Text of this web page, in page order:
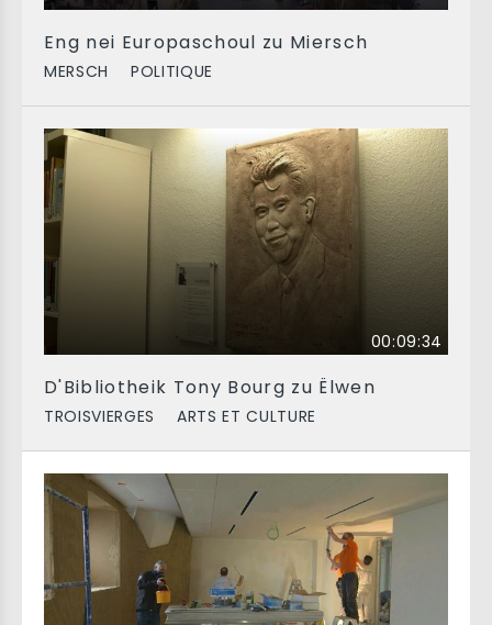
Eng nei Europaschoul zu Miersch
MERSCH POLITIQUE
00:09:34
D'Bibliotheik Tony Bourg zu Ëlwen
TROISVIERGES ARTS ET CULTURE